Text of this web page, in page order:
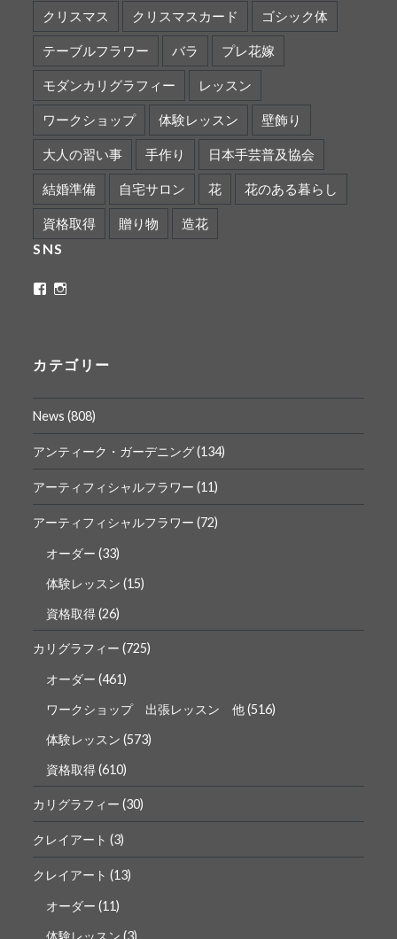
クリスマス クリスマスカード ゴシック体
テーブルフラワー バラ プレ花嫁
モダンカリグラフィー レッスン
ワークショップ 体験レッスン 壁飾り
大人の習い事 手作り 日本手芸普及協会
結婚準備 自宅サロン 花 花のある暮らし
資格取得 贈り物 造花
SNS
ritaflower.calligraphy
ロ
フ
ー
ル
を
Facebook
で
表
示
ロ
フ
ー
ル
を
Instagram
で
表
示
カテゴリー
News (808)
アンティーク・ガーデニング(134)
アーティフィシャルフラワー (11)
アーティフィシャルフラワー (72)
オーダー (33)
体験レッスン (15)
資格取得(26)
カリグラフィー (725)
オーダー (461)
ワークショップ 出張レッスン 他(516)
体験レッスン (573)
資格取得(610)
カリグラフィー (30)
クレイアート (3)
クレイアート (13)
オーダー (11)
体験レッスン (3)